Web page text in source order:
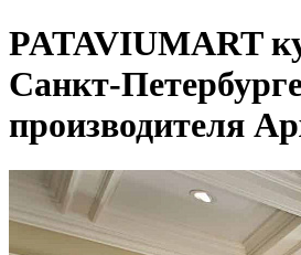
PATAVIUMART
Санкт-
производителя